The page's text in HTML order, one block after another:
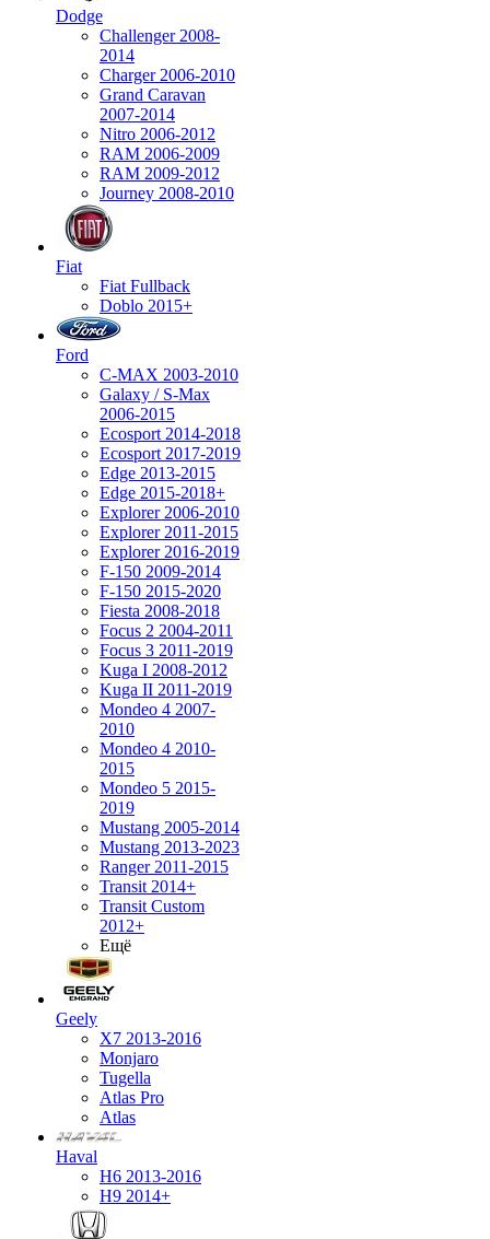
Dodge
Challenger 2008-
2014
Charger 2006-2010
Grand Caravan
2007-2014
Nitro 2006-2012
RAM 2006-2009
RAM 2009-2012
Journey 2008-2010
Fiat
Fiat Fullback
Doblo 2015+
Ford
C-MAX 2003-2010
Galaxy / S-Max
2006-2015
Ecosport 2014-2018
Ecosport 2017-2019
Edge 2013-2015
Edge 2015-2018+
Explorer 2006-2010
Explorer 2011-2015
Explorer 2016-2019
F-150 2009-2014
F-150 2015-2020
Fiesta 2008-2018
Focus 2 2004-2011
Focus 3 2011-2019
Kuga I 2008-2012
Kuga II 2011-2019
Mondeo 4 2007-
2010
Mondeo 4 2010-
2015
Mondeo 5 2015-
2019
Mustang 2005-2014
Mustang 2013-2023
Ranger 2011-2015
Transit 2014+
Transit Custom
2012+
Ещё
Geely
X7 2013-2016
Monjaro
Tugella
Atlas Pro
Atlas
Haval
H6 2013-2016
H9 2014+